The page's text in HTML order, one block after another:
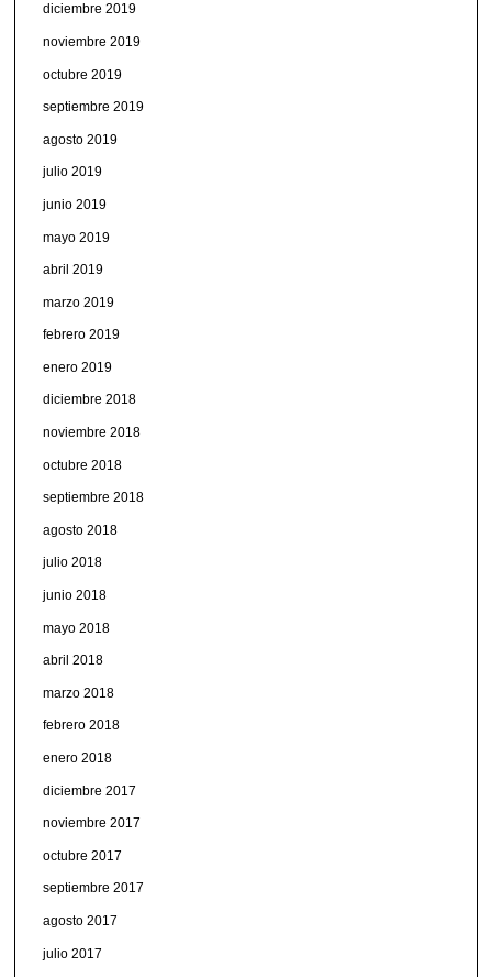
diciembre 2019
noviembre 2019
octubre 2019
septiembre 2019
agosto 2019
julio 2019
junio 2019
mayo 2019
abril 2019
marzo 2019
febrero 2019
enero 2019
diciembre 2018
noviembre 2018
octubre 2018
septiembre 2018
agosto 2018
julio 2018
junio 2018
mayo 2018
abril 2018
marzo 2018
febrero 2018
enero 2018
diciembre 2017
noviembre 2017
octubre 2017
septiembre 2017
agosto 2017
julio 2017